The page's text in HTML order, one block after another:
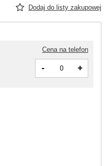
Dodaj do listy zakupowej
Cena na telefon
- +